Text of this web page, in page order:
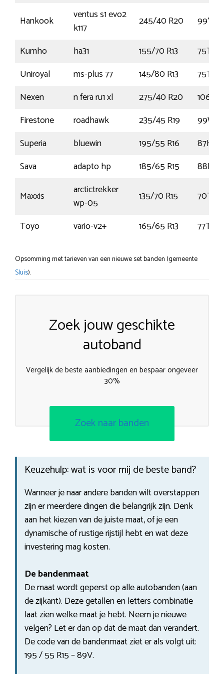
Hankook
ventus s1 evo2
k117
245/40 R20
99Y
Kumho
ha31 155/70 R13
75T
Uniroyal
ms-plus 77 145/80 R13
75T
Nexen
n fera ru1 xl 275/40 R20
106Y
Firestone
roadhawk 235/45 R19
99W
Superia
bluewin 195/55 R16
87H
Sava
adapto hp 185/65 R15
88H
Maxxis
arctictrekker
wp-05
135/70 R15
70T
Toyo
vario-v2+ 165/65 R13 77T
Opsomming met tarieven van een nieuwe set banden (gemeente
Sluis).
Zoek jouw geschikte
autoband
Vergelijk de beste aanbiedingen en bespaar ongeveer
30%
Zoek naar banden
Keuzehulp: wat is voor mij de beste band?
Wanneer je naar andere banden wilt overstappen
zijn er meerdere dingen die belangrijk zijn. Denk
aan het kiezen van de juiste maat, of je een
dynamische of rustige rijstijl hebt en wat deze
investering mag kosten.
De bandenmaat
De maat wordt geperst op alle autobanden (aan
de zijkant). Deze getallen en letters combinatie
laat zien welke maat je hebt. Neem je nieuwe
velgen? Let er dan op dat de maat dan verandert.
De code van de bandenmaat ziet er als volgt uit:
195 / 55 R15 – 89V.